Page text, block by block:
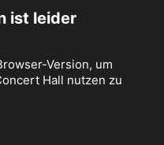
ist leider
Version, um
Hall nutzen zu